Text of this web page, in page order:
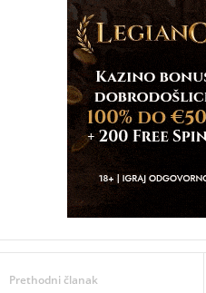
Prethodni članak